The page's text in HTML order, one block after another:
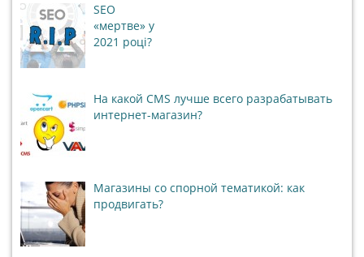
SEO
«мертве» у
2021 році?
На какой CMS лучше всего разрабатывать
интернет-магазин?
Магазины со спорной тематикой: как
продвигать?